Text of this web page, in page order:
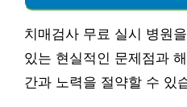
치매검사 무료 실시 병원
있는 현실적인 문제점과
간과 노력을 절약할 수 있